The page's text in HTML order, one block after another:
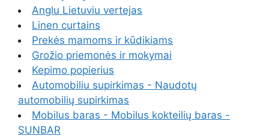
Anglu Lietuviu vertejas
Linen curtains
Prekės mamoms ir kūdikiams
Grožio priemonės ir mokymai
Kepimo popierius
Automobiliu supirkimas - Naudotų
automobilių supirkimas
Mobilus baras - Mobilus kokteilių baras -
SUNBAR